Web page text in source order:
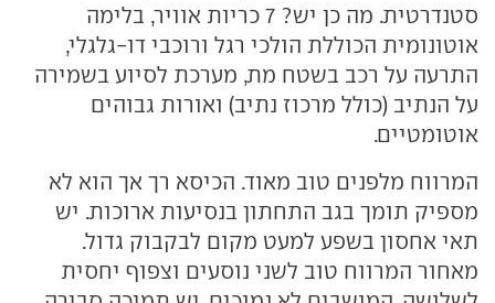
סטנדרטית. מה כן יש? 7 כריות אוויר, בלימה
אוטונומית הכוללת הולכי רגל ורוכבי דו-גלגלי,
התרעה על רכב בשטח מת, מערכת לסיוע בשמירה
על הנתיב (כולל מרכוז נתיב) ואורות גבוהים
אוטומטיים.
המרווח מלפנים טוב מאוד. הכיסא רך אך הוא לא
מספיק תומך בגב התחתון בנסיעות ארוכות. יש
תאי אחסון בשפע למעט מקום לבקבוק גדול.
מאחור המרווח טוב לשני נוסעים וצפוף יחסית